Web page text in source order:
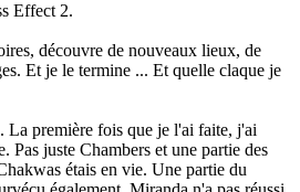
Effect 2.
découvre de nouveaux lieux, de
Et je le termine ... Et quelle claque je
La première fois que je l'ai faite, j'ai
Pas juste Chambers et une partie des
étais en vie. Une partie du